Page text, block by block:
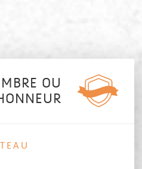
OU